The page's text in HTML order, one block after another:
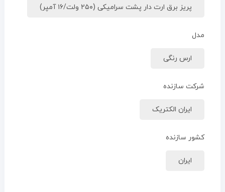
پریز برق ارت دار پشت سرامیکی (۲۵۰ ولت/۱۶ آمپر)
مدل
ارس رنگی
شرکت سازنده
ایران الکتریک
کشور سازنده
ایران